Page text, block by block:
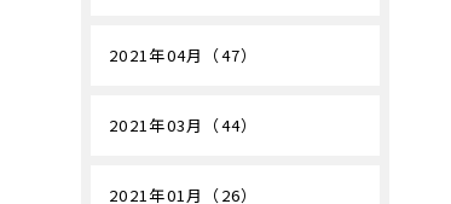
2021年04月（47）
2021年03月（44）
2021年01月（26）